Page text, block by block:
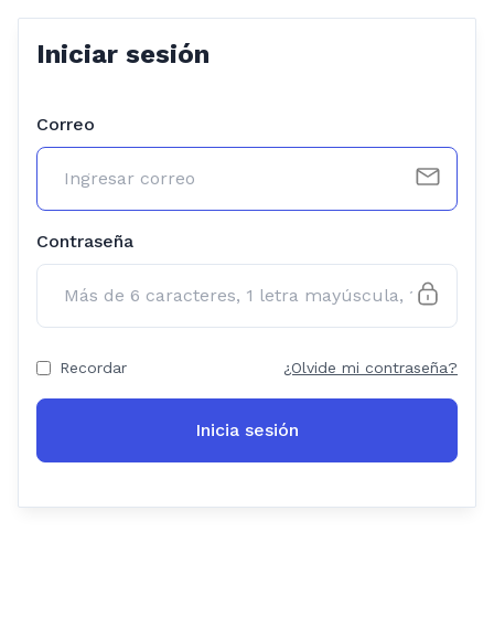
Iniciar sesión
Correo
Contraseña
Recordar ¿Olvide mi contraseña?